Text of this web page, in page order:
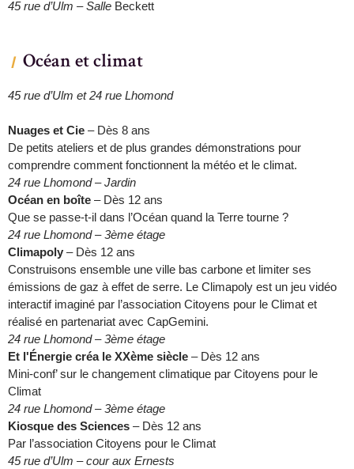
45 rue d’Ulm – Salle Beckett
Océan et climat
45 rue d’Ulm et 24 rue Lhomond
Nuages et Cie – Dès 8 ans
De petits ateliers et de plus grandes démonstrations pour
comprendre comment fonctionnent la météo et le climat.
24 rue Lhomond – Jardin
Océan en boîte – Dès 12 ans
Que se passe-t-il dans l’Océan quand la Terre tourne ?
24 rue Lhomond – 3ème étage
Climapoly – Dès 12 ans
Construisons ensemble une ville bas carbone et limiter ses
émissions de gaz à effet de serre. Le Climapoly est un jeu vidéo
interactif imaginé par l’association Citoyens pour le Climat et
réalisé en partenariat avec CapGemini.
24 rue Lhomond – 3ème étage
Et l'Énergie créa le XXème siècle – Dès 12 ans
Mini-conf’ sur le changement climatique par Citoyens pour le
Climat
24 rue Lhomond – 3ème étage
Kiosque des Sciences – Dès 12 ans
Par l’association Citoyens pour le Climat
45 rue d’Ulm – cour aux Ernests